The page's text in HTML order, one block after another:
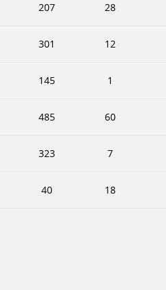
207 28
301 12
145 1
485 60
323 7
40 18